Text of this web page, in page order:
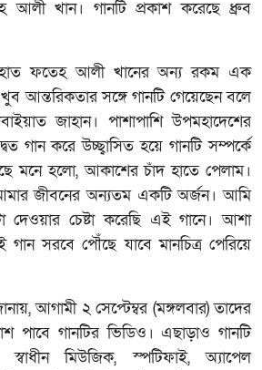
আলী খান। গানটি প্রকাশ করেছে ধ্রুব
ফতেহ আলী খানের অন্য রকম এক
আন্তরিকতার সঙ্গে গানটি গেয়েছেন বলে
জাহান। পাশাপাশি উপমহাদেশের
গান করে উচ্ছ্বাসিত হয়ে গানটি সম্পর্কে
মনে হলো, আকাশের চাঁদ হাতে পেলাম।
জীবনের অন্যতম একটি অর্জন। আমি
দেওয়ার চেষ্টা করেছি এই গানে। আশা
সরবে পৌঁছে যাবে মানচিত্র পেরিয়ে
আগামী ২ সেপ্টেম্বর (মঙ্গলবার) তাদের
পাবে গানটির ভিডিও। এছাড়াও গানটি
মিউজিক, স্পটিফাই, অ্যাপেল